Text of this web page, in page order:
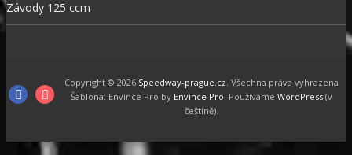
Závody 125 ccm
FacebookInstagram
Copyright © 2026 Speedway-prague.cz. Všechna práva vyhrazena
Šablona: Envince Pro by Envince Pro. Používáme WordPress(v
češtině).